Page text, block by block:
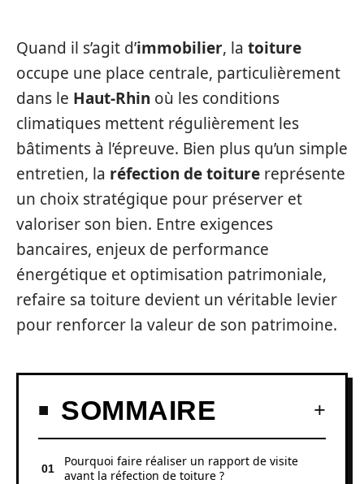
Quand il s’agit d’immobilier, la toiture
occupe une place centrale, particulièrement
dans le Haut-Rhin où les conditions
climatiques mettent régulièrement les
bâtiments à l’épreuve. Bien plus qu’un simple
entretien, la réfection de toiture représente
un choix stratégique pour préserver et
valoriser son bien. Entre exigences
bancaires, enjeux de performance
énergétique et optimisation patrimoniale,
refaire sa toiture devient un véritable levier
pour renforcer la valeur de son patrimoine.
SOMMAIRE
Pourquoi faire réaliser un rapport de visite
avant la réfection de toiture ?